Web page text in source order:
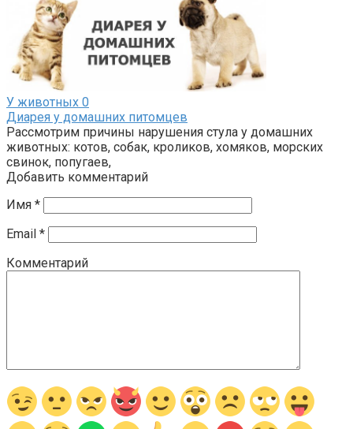
У животных 0
Диарея у домашних питомцев
Рассмотрим причины нарушения стула у домашних
животных: котов, собак, кроликов, хомяков, морских
свинок, попугаев,
Добавить комментарий
Имя *
Email *
Комментарий